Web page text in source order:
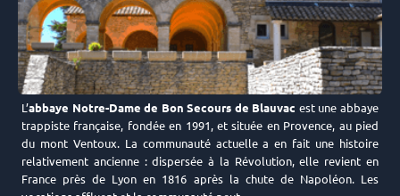
L’abbaye Notre-Dame de Bon Secours de Blauvac est une abbaye
trappiste française, fondée en 1991, et située en Provence, au pied
du mont Ventoux. La communauté actuelle a en fait une histoire
relativement ancienne : dispersée à la Révolution, elle revient en
France près de Lyon en 1816 après la chute de Napoléon. Les